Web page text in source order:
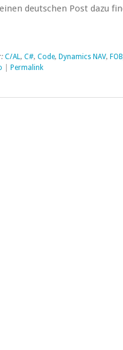
deutschen Post dazu
C/AL , C#, Code, Dynamics NAV, FOB
Permalink